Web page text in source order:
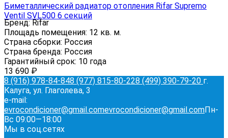
Биметаллический радиатор отопления Rifar Supremo
Ventil SVL500 6 секций
Бренд:Rifar
Площадь помещения: 12 кв. м.
Страна сборки: Россия
Страна бренда: Россия
Гарантийный срок: 10 года
13 690 ₽
8 (916) 978-84-848 (977) 815-80-228 (499) 390-79-20 г.
Калуга, ул. Глаголева, 3
e-mail:
evrocondicioner@gmail.comevrocondicioner@gmail.comПн-
Вс 09:00—18:00
Мы в соц.сетях